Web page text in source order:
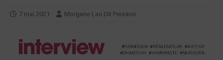
7 mai 2021 Morgane Las Dit Peisson